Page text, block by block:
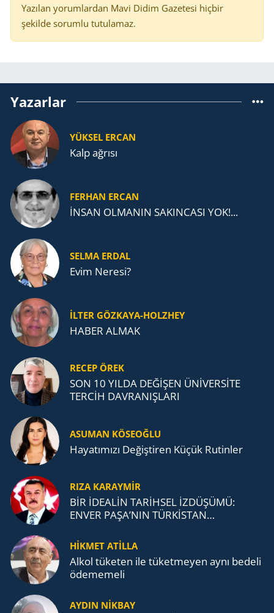
Yazılan yorumlardan Mavi Didim Gazetesi hiçbir
şekilde sorumlu tutulamaz.
Yazarlar
YÜKSEL ERCAN
Kalp ağrısı
FERHAN ERCAN
İNSAN OLMANIN SAKINCASI YOK!...
SELMA ERDAL
Evim Neresi?
İLTER GÖZKAYA-HOLZHEY
HABER ALMAK
RECEP ÖREK
SON 10 YILDA DEĞİŞEN ÜNİVERSİTE
TERCİH DAVRANIŞLARI
ASUMAN KÖSEOĞLU
Ha­ya­tı­mı­zı De­ğiş­ti­ren Küçük Ru­tin­ler
RIZA KARAYMIR
BİR İDEALİN TARİHSEL İZDÜŞÜMÜ:
ENVER PAŞA’NIN TÜRKİSTAN
TEŞKİLATI’NA UZANAN MİRASI
HİKMET ATİLLA
Alkol tü­ke­ten ile tü­ket­me­yen aynı be­de­li
öde­me­me­li
AYDIN NİKBAY